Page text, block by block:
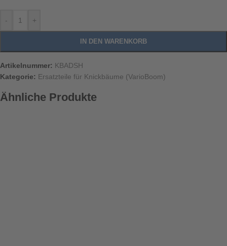
- +
IN DEN WARENKORB
Artikelnummer: KBADSH
Kategorie: Ersatzteile für Knickbäume (VarioBoom)
Ähnliche Produkte